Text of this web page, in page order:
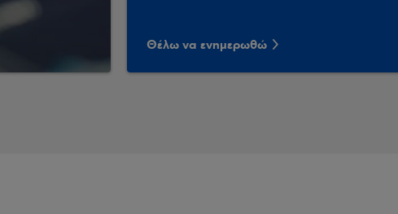
Θέλω να ενημερωθώ